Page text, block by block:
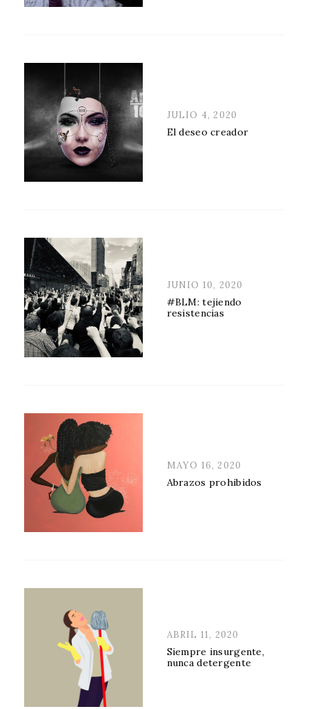
POSTED
ON
JULIO 4, 2020
El deseo creador
POSTED
ON
JUNIO 10, 2020
#BLM: tejiendo
resistencias
POSTED
ON
MAYO 16, 2020
Abrazos prohibidos
POSTED
ON
ABRIL 11, 2020
Siempre insurgente,
nunca detergente